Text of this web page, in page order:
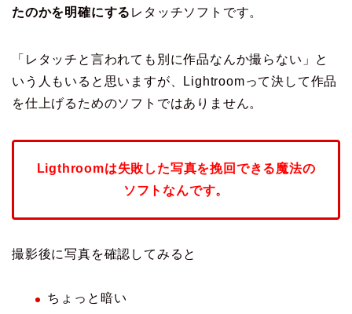
たのかを明確にする レタッチソフトです。
「レタッチと言われても別に作品なんか撮らない」と
いう人もいると思いますが、Lightroomって決して作品
を仕上げるためのソフトではありません。
Ligthroomは失敗した写真を挽回できる魔法の
ソフトなんです。
撮影後に写真を確認してみると
ちょっと暗い